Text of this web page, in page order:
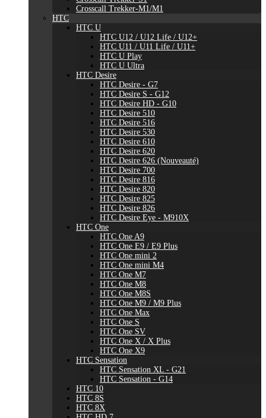
Crosscall Trekker-M1/M1
HTC
HTC U
HTC U12 / U12 Life / U12+
HTC U11 / U11 Life / U11+
HTC U Play
HTC U Ultra
HTC Desire
HTC Desire - G7
HTC Desire S - G12
HTC Desire HD - G10
HTC Desire 510
HTC Desire 516
HTC Desire 530
HTC Desire 610
HTC Desire 620
HTC Desire 626 (Nouveauté)
HTC Desire 700
HTC Desire 816
HTC Desire 820
HTC Desire 825
HTC Desire 826
HTC Desire Eye - M910X
HTC One
HTC One A9
HTC One E9 / E9 Plus
HTC One mini 2
HTC One mini M4
HTC One M7
HTC One M8
HTC One M8S
HTC One M9 / M9 Plus
HTC One Max
HTC One S
HTC One SV
HTC One X / X Plus
HTC One X9
HTC Sensation
HTC Sensation XL - G21
HTC Sensation - G14
HTC 10
HTC 8S
HTC 8X